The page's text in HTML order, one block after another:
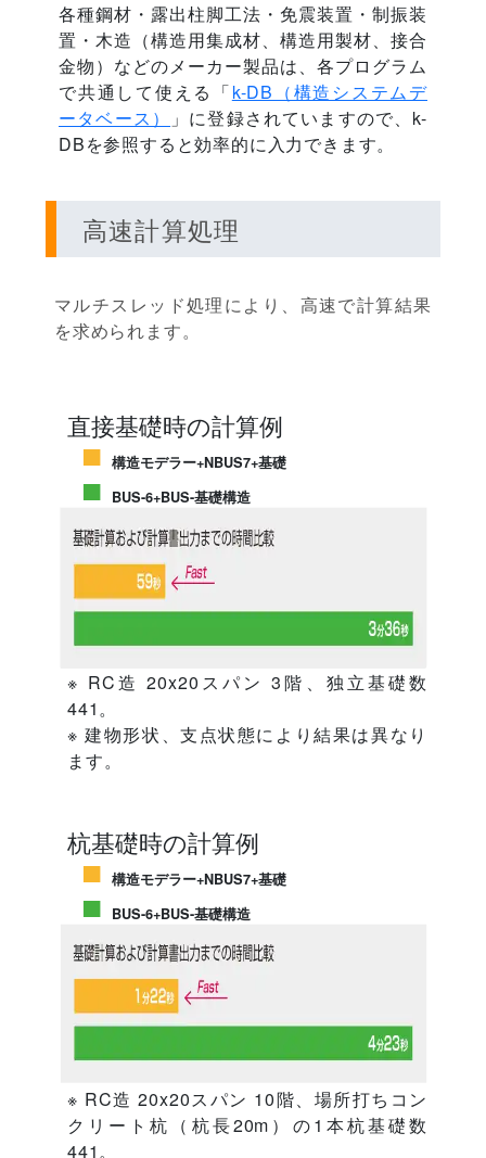
各種鋼材・露出柱脚工法・免震装置・制振装
置・木造（構造用集成材、構造用製材、接合
金物）などのメーカー製品は、各プログラム
で共通して使える「k-DB（構造システムデ
ータベース）
」に登録されていますので、k-
DBを参照すると効率的に入力できます。
高速計算処理
マルチスレッド処理により、高速で計算結果
を求められます。
直接基礎時の計算例
構造モデラー+NBUS7+基礎
BUS-6+BUS-基礎構造
※ RC造 20x20スパン 3階、独立基礎数
441。
※ 建物形状、支点状態により結果は異なり
ます。
杭基礎時の計算例
構造モデラー+NBUS7+基礎
BUS-6+BUS-基礎構造
※ RC造 20x20スパン 10階、場所打ちコン
クリート杭（杭長20m）の1本杭基礎数
441。